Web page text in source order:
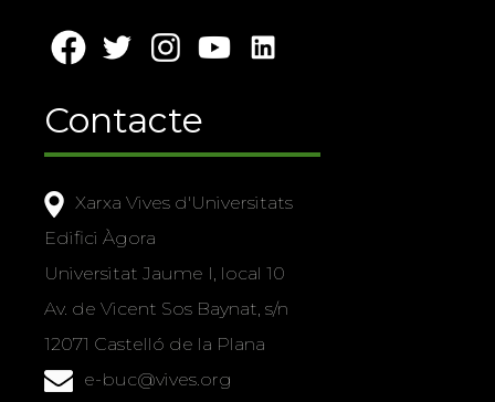
Contacte
Xarxa Vives d'Universitats
Edifici Àgora
Universitat Jaume I, local 10
Av. de Vicent Sos Baynat, s/n
12071 Castelló de la Plana
e-buc@vives.org